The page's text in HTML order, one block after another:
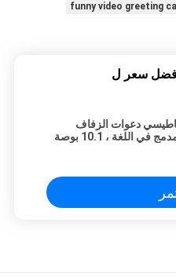
funny video greeting
سعر ل
دعوات الزفاف
في اللغة ، 10.1 بوصة